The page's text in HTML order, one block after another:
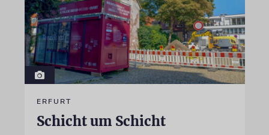
ERFURT
Schicht um Schicht